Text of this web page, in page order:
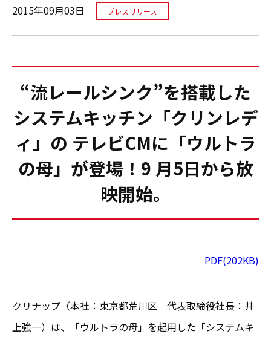
2015年09月03日 プレスリリース
“流レールシンク”を搭載した
システムキッチン「クリンレデ
ィ」の テレビCMに「ウルトラ
の母」が登場！9 月5日から放
映開始。
PDF(202KB)
クリナップ（本社：東京都荒川区 代表取締役社長：井
上強一）は、「ウルトラの母」を起用した「システムキ